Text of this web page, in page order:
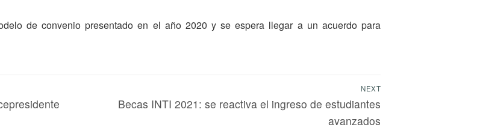
de convenio presentado en el año 2020 y se espera llegar a un acuerdo para
NEXT
Becas INTI 2021: se reactiva el ingreso de estudiantes
avanzados